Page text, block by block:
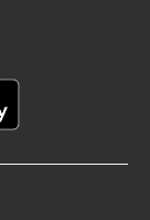
cause.
son